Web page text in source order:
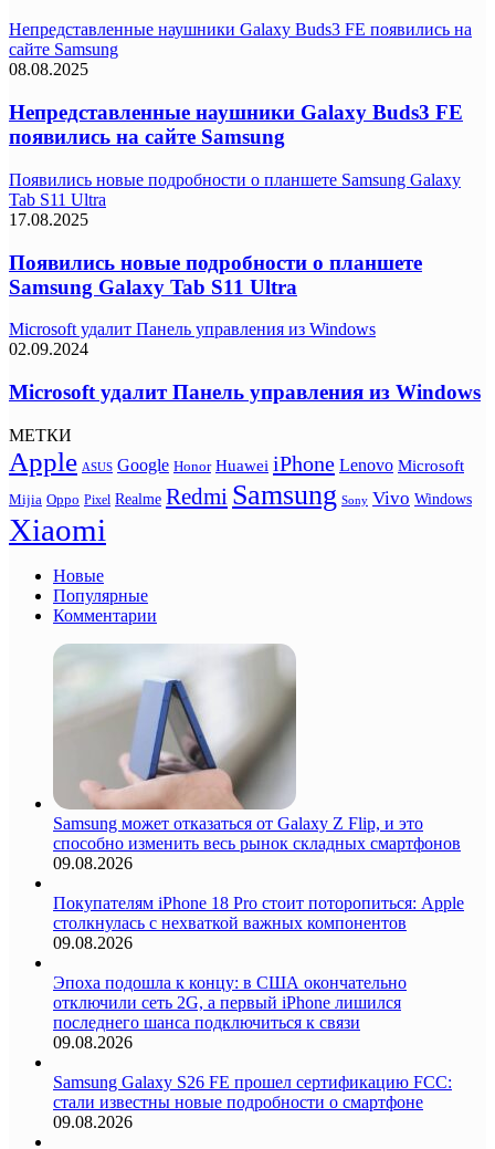
Непредставленные наушники Galaxy Buds3 FE появились на
сайте Samsung
08.08.2025
Непредставленные наушники Galaxy Buds3 FE
появились на сайте Samsung
Появились новые подробности о планшете Samsung Galaxy
Tab S11 Ultra
17.08.2025
Появились новые подробности о планшете
Samsung Galaxy Tab S11 Ultra
Microsoft удалит Панель управления из Windows
02.09.2024
Microsoft удалит Панель управления из Windows
МЕТКИ
Apple ASUS Google Honor Huawei iPhone Lenovo Microsoft
Mijia Oppo Pixel Realme Redmi Samsung Sony Vivo Windows
Xiaomi
Новые
Популярные
Комментарии
Samsung может отказаться от Galaxy Z Flip, и это
способно изменить весь рынок складных смартфонов
09.08.2026
Покупателям iPhone 18 Pro стоит поторопиться: Apple
столкнулась с нехваткой важных компонентов
09.08.2026
Эпоха подошла к концу: в США окончательно
отключили сеть 2G, а первый iPhone лишился
последнего шанса подключиться к связи
09.08.2026
Samsung Galaxy S26 FE прошел сертификацию FCC:
стали известны новые подробности о смартфоне
09.08.2026